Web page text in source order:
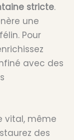
stricte.
une
Pour
avec des
vital, même
des